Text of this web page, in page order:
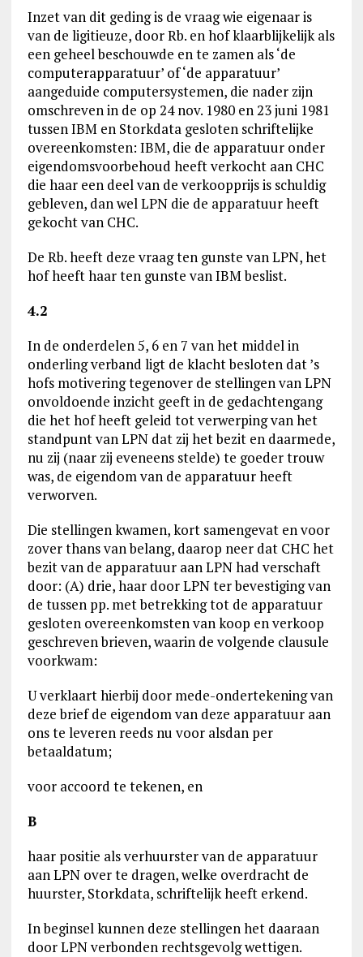
Inzet van dit geding is de vraag wie eigenaar is
van de ligitieuze, door Rb. en hof klaarblijkelijk als
een geheel beschouwde en te zamen als ‘de
computerapparatuur’ of ‘de apparatuur’
aangeduide computersystemen, die nader zijn
omschreven in de op 24 nov. 1980 en 23 juni 1981
tussen IBM en Storkdata gesloten schriftelijke
overeenkomsten: IBM, die de apparatuur onder
eigendomsvoorbehoud heeft verkocht aan CHC
die haar een deel van de verkoopprijs is schuldig
gebleven, dan wel LPN die de apparatuur heeft
gekocht van CHC.
De Rb. heeft deze vraag ten gunste van LPN, het
hof heeft haar ten gunste van IBM beslist.
4.2
In de onderdelen 5, 6 en 7 van het middel in
onderling verband ligt de klacht besloten dat ’s
hofs motivering tegenover de stellingen van LPN
onvoldoende inzicht geeft in de gedachtengang
die het hof heeft geleid tot verwerping van het
standpunt van LPN dat zij het bezit en daarmede,
nu zij (naar zij eveneens stelde) te goeder trouw
was, de eigendom van de apparatuur heeft
verworven.
Die stellingen kwamen, kort samengevat en voor
zover thans van belang, daarop neer dat CHC het
bezit van de apparatuur aan LPN had verschaft
door: (A) drie, haar door LPN ter bevestiging van
de tussen pp. met betrekking tot de apparatuur
gesloten overeenkomsten van koop en verkoop
geschreven brieven, waarin de volgende clausule
voorkwam:
U verklaart hierbij door mede-ondertekening van
deze brief de eigendom van deze apparatuur aan
ons te leveren reeds nu voor alsdan per
betaaldatum;
voor accoord te tekenen, en
B
haar positie als verhuurster van de apparatuur
aan LPN over te dragen, welke overdracht de
huurster, Storkdata, schriftelijk heeft erkend.
In beginsel kunnen deze stellingen het daaraan
door LPN verbonden rechtsgevolg wettigen.